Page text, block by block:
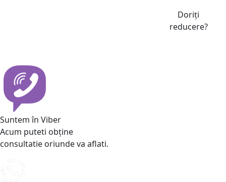
Doriți
reducere?
Suntem în Viber
Acum puteti obține
consultatie oriunde va aflati.